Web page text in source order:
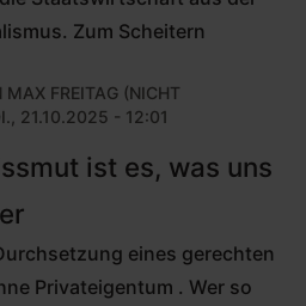
Zum Scheitern
MAX FREITAG (NICHT
21.10.2025 - 12:01
ist es, was uns
eines gerechten
Privateigentum . Wer so